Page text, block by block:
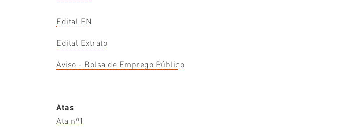
Edital EN
Edital Extrato
Aviso - Bolsa de Emprego Público
Atas
Ata nº1